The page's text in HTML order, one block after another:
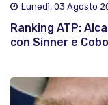
Lunedì, 03 Agosto
Ranking ATP:
con Sinner e